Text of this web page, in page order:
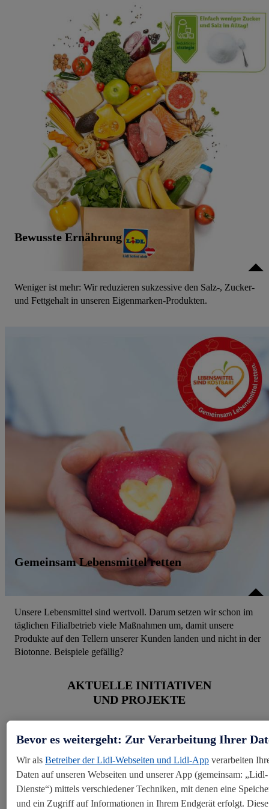
Bewusste Ernährung
Weniger ist mehr: Wir reduzieren sukzessive den Salz-, Zucker-
und Fettgehalt in unseren Eigenmarken-Produkten.
Gemeinsam Lebensmittel retten
Unsere Lebensmittel sind wertvoll. Darum setzen wir schon im
täglichen Filialbetrieb viele Maßnahmen um, damit unsere
Produkte auf den Tellern unserer Kunden landen und nicht in der
Biotonne. Beispiele gefällig?
AKTUELLE INITIATIVEN
UND PROJEKTE
Bevor es weitergeht: Zur Verarbeitung Ihrer
Wir als Betreiber der Lidl-Webseiten und Lidl-App verarbeiten
Daten auf unseren Webseiten und unserer App (gemeinsam: „Lidl-
Dienste“) mittels verschiedener Techniken, mit denen eine
und ein Zugriff auf Informationen in Ihrem Endgerät erfolgt.